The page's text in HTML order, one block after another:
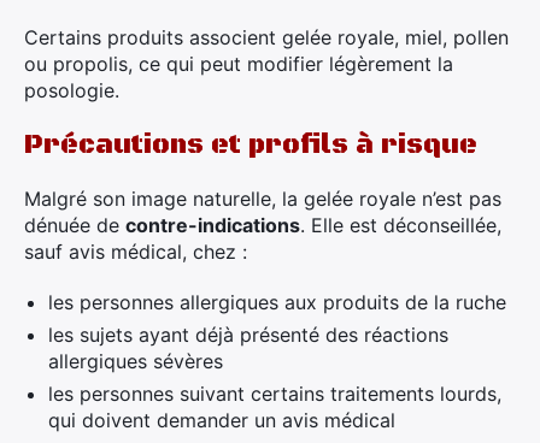
Certains produits associent gelée royale, miel, pollen
ou propolis, ce qui peut modifier légèrement la
posologie.
Précautions et profils à risque
Malgré son image naturelle, la gelée royale n’est pas
dénuée de contre-indications. Elle est déconseillée,
sauf avis médical, chez :
les personnes allergiques aux produits de la ruche
les sujets ayant déjà présenté des réactions
allergiques sévères
les personnes suivant certains traitements lourds,
qui doivent demander un avis médical